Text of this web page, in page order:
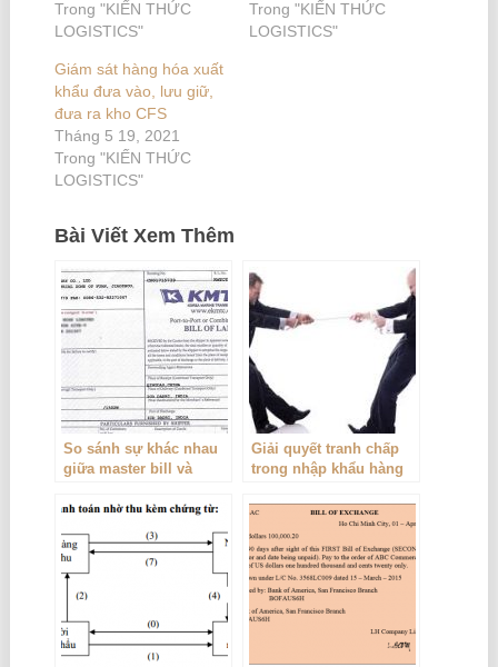
Trong "KIẾN THỨC
LOGISTICS"
Trong "KIẾN THỨC
LOGISTICS"
Giám sát hàng hóa xuất
khẩu đưa vào, lưu giữ,
đưa ra kho CFS
Tháng 5 19, 2021
Trong "KIẾN THỨC
LOGISTICS"
Bài Viết Xem Thêm
So sánh sự khác nhau
giữa master bill và
Giải quyết tranh chấp
trong nhập khẩu hàng